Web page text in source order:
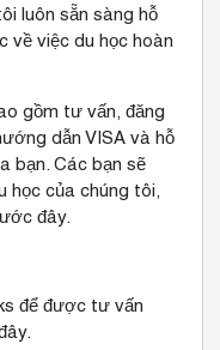
luôn sẵn sàng hỗ
về việc du học hoàn
gồm tư vấn, đăng
dẫn VISA và hỗ
bạn. Các bạn sẽ
học của chúng tôi,
đây.
để được tư vấn